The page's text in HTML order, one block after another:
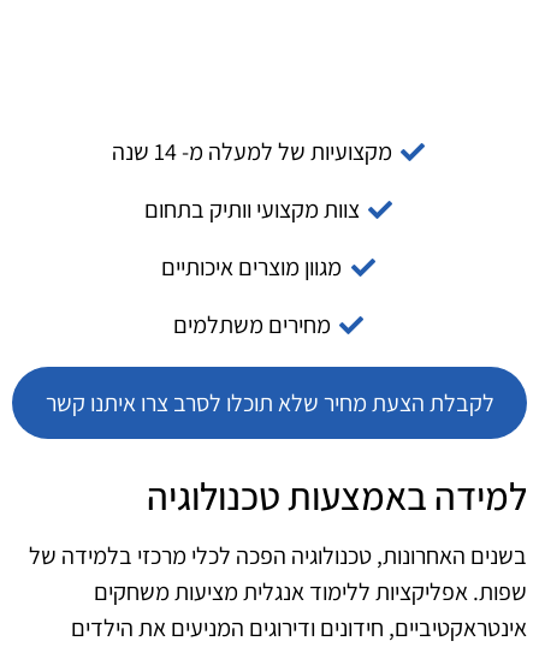
מקצועיות של למעלה מ- 14 שנה
צוות מקצועי וותיק בתחום
מגוון מוצרים איכותיים
מחירים משתלמים
לקבלת הצעת מחיר שלא תוכלו לסרב צרו איתנו קשר
למידה באמצעות טכנולוגיה
בשנים האחרונות, טכנולוגיה הפכה לכלי מרכזי בלמידה של
שפות. אפליקציות ללימוד אנגלית מציעות משחקים
אינטראקטיביים, חידונים ודירוגים המניעים את הילדים